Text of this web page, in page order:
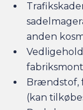
anden
Brændstof,
(kan